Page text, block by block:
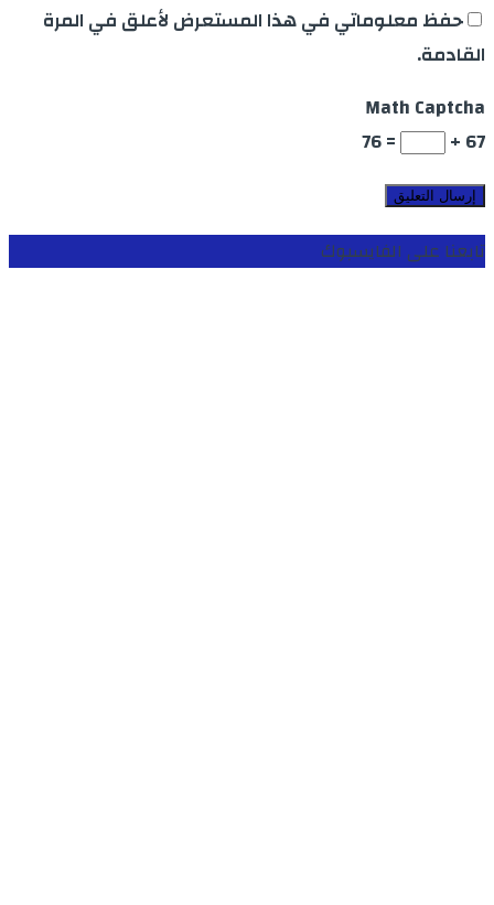
حفظ معلوماتي في هذا المستعرض لأعلق في المرة
القادمة.
Math Captcha
67 +
= 76
تابعنا على الفايسبوك